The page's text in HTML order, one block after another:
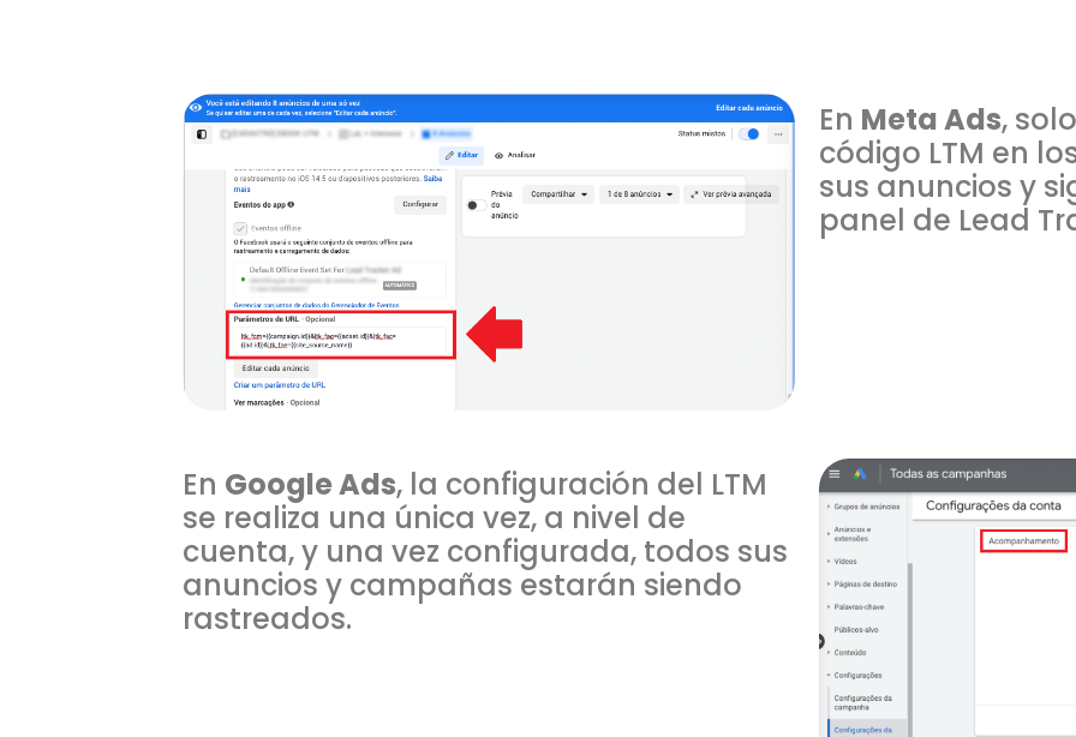
En Meta Ads,
código LTM en
sus anuncios y
panel de Lead
En Google Ads, la configuración del LTM
se realiza una única vez, a nivel de
cuenta, y una vez configurada, todos sus
anuncios y campañas estarán siendo
rastreados.